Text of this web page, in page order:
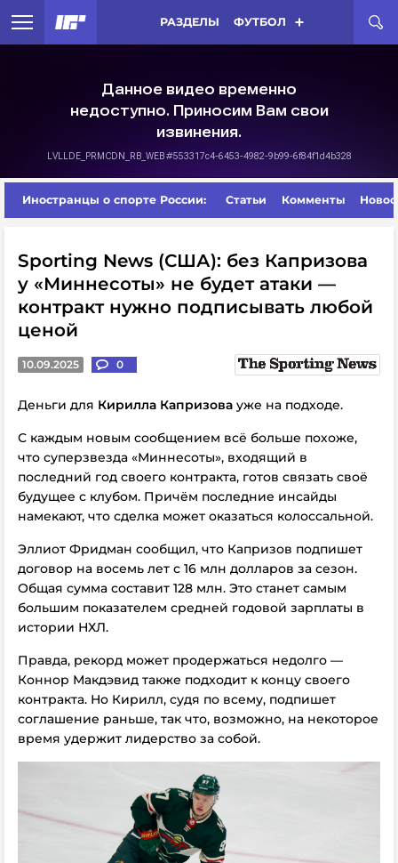
РАЗДЕЛЫ ФУТБОЛ
Иностранцы о спорте России: Статьи Комменты
Sporting News (США): без Капризова
у «Миннесоты» не будет атаки —
контракт нужно подписывать любой
ценой
10.09.2025 0
Деньги для Кирилла Капризова уже на подходе.
С каждым новым сообщением всё больше похоже,
что суперзвезда «Миннесоты», входящий в
последний год своего контракта, готов связать своё
будущее с клубом. Причём последние инсайды
намекают, что сделка может оказаться колоссальной.
Эллиот Фридман сообщил, что Капризов подпишет
договор на восемь лет с 16 млн долларов за сезон.
Общая сумма составит 128 млн. Это станет самым
большим показателем средней годовой зарплаты в
истории НХЛ.
Правда, рекорд может продержаться недолго —
Коннор Макдэвид также подходит к концу своего
контракта. Но Кирилл, судя по всему, подпишет
соглашение раньше, так что, возможно, на некоторое
время удержит лидерство за собой.